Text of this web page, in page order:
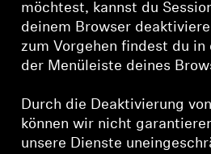
möchtest, kannst du
deinem Browser
zum Vorgehen findest du
der Menüleiste deines
Durch die Deaktivierung
können wir nicht
unsere Dienste